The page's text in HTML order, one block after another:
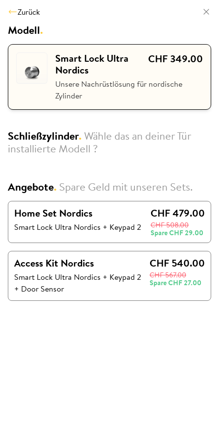
Zurück
Modell.
Smart Lock Ultra
Nordics
CHF 349.00
Unsere Nachrüstlösung für nordische
Zylinder
Schließzylinder.Wähle das an deiner Tür
installierte Modell ?
Angebote. Spare Geld mit unseren Sets.
Home Set Nordics
Smart Lock Ultra Nordics + Keypad 2
CHF 479.00
CHF 508.00
SpareCHF 29.00
Access Kit Nordics
Smart Lock Ultra Nordics + Keypad 2
+ Door Sensor
CHF 540.00
CHF 567.00
SpareCHF 27.00